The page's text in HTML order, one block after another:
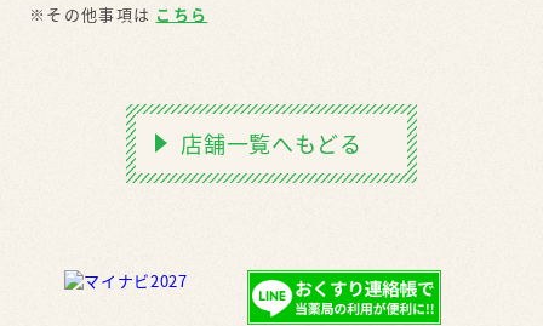
※その他事項は こちら
店舗一覧へもどる